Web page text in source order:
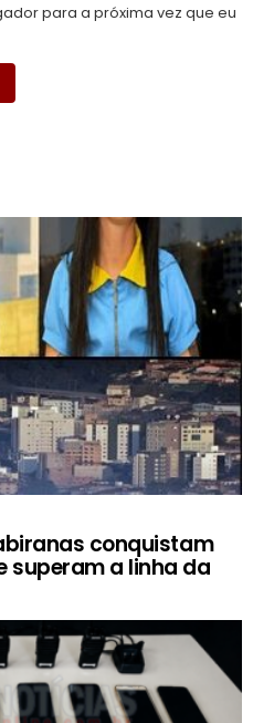
para a próxima vez que eu
conquistam
superam a linha da